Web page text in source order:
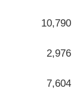
10,790
2,976
7,604